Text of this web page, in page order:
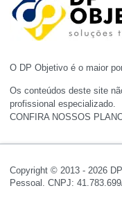
O DP Objetivo é o maior
Os conteúdos deste site
profissional especializado.
CONFIRA NOSSOS
Copyright © 2013 - 2026
Pessoal. CNPJ: